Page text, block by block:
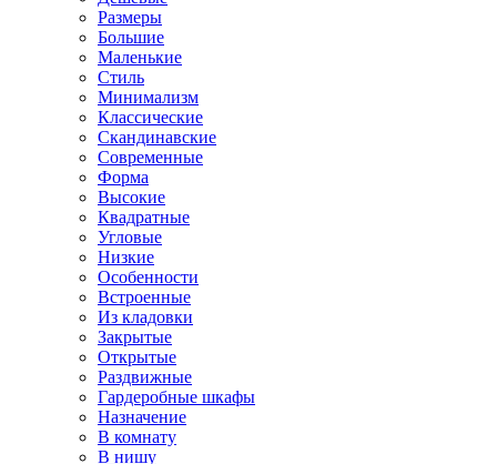
Размеры
Большие
Маленькие
Стиль
Минимализм
Классические
Скандинавские
Современные
Форма
Высокие
Квадратные
Угловые
Низкие
Особенности
Встроенные
Из кладовки
Закрытые
Открытые
Раздвижные
Гардеробные шкафы
Назначение
В комнату
В нишу